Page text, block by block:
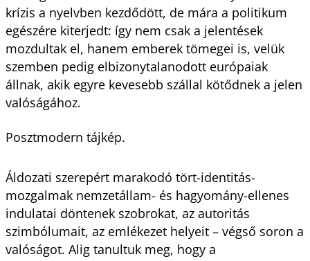
krízis a nyelvben kezdődött, de mára a politikum
egészére kiterjedt: így nem csak a jelentések
mozdultak el, hanem emberek tömegei is, velük
szemben pedig elbizonytalanodott európaiak
állnak, akik egyre kevesebb szállal kötődnek a jelen
valóságához.
Posztmodern tájkép.
Áldozati szerepért marakodó tört-identitás-
mozgalmak nemzetállam- és hagyomány-ellenes
indulatai döntenek szobrokat, az autoritás
szimbólumait, az emlékezet helyeit – végső soron a
valóságot. Alig tanultuk meg, hogy a